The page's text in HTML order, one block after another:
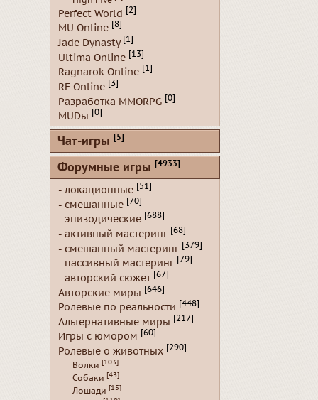
Perfect World [2]
MU Online [8]
Jade Dynasty [1]
Ultima Online [13]
Ragnarok Online [1]
RF Online [3]
Разработка MMORPG [0]
MUDы [0]
Чат-игры [5]
Форумные игры [4933]
- локационные [51]
- смешанные [70]
- эпизодические [688]
- активный мастеринг [68]
- смешанный мастеринг [379]
- пассивный мастеринг [79]
- авторский сюжет [67]
Авторские миры [646]
Ролевые по реальности [448]
Альтернативные миры [217]
Игры с юмором [60]
Ролевые о животных [290]
Волки [103]
Собаки [43]
Лошади [15]